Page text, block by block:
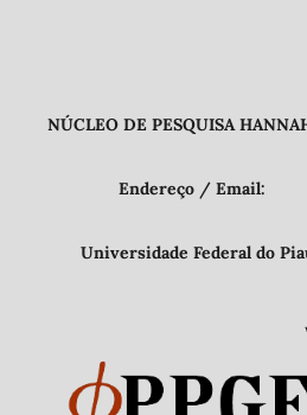
NÚCLEO DE PESQUISA
Endereço / Email:
Universidade Federal do